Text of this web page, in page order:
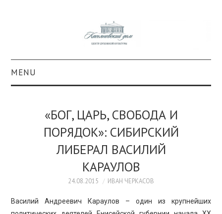
MENU
КОЛЛЕКЦИИ
#КАСДОМ
ОБРАЗОВАНИЕ
«БОГ, ЦАРЬ, СВОБОДА И
ПОРЯДОК»: СИБИРСКИЙ
ЛИБЕРАЛ ВАСИЛИЙ
КАРАУЛОВ
24.08.2015 ИВАН ЧЕРКАСОВ
Василий Андреевич Караулов – один из крупнейших